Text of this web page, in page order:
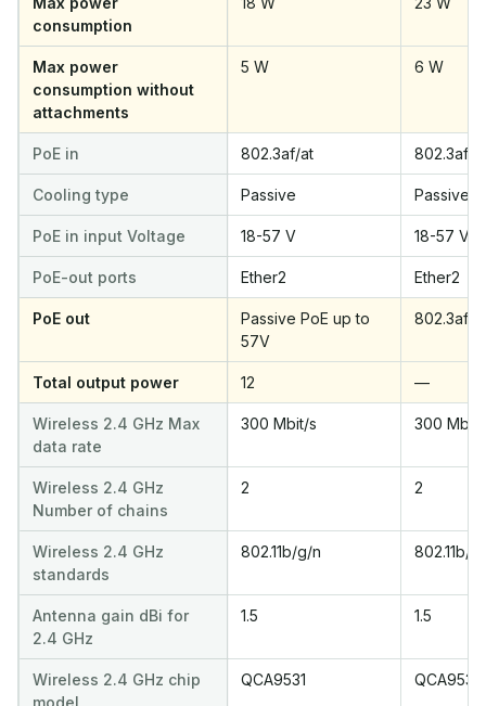
consumption
Max power
consumption without
attachments
5 W 6 W
PoE in 802.3af/at 802.3af/at
Cooling type Passive Passive
PoE in input Voltage 18-57 V 18-57 V
PoE-out ports Ether2 Ether2
PoE out
Passive PoE up to
57V
802.3af
Total output power 12 —
Wireless 2.4 GHz Max
data rate
300 Mbit/s 300 Mbit/
Wireless 2.4 GHz
Number of chains
2 2
Wireless 2.4 GHz
standards
802.11b/g/n 802.11b/
Antenna gain dBi for
2.4 GHz
1.5 1.5
Wireless 2.4 GHz chip
QCA9531 QCA9531